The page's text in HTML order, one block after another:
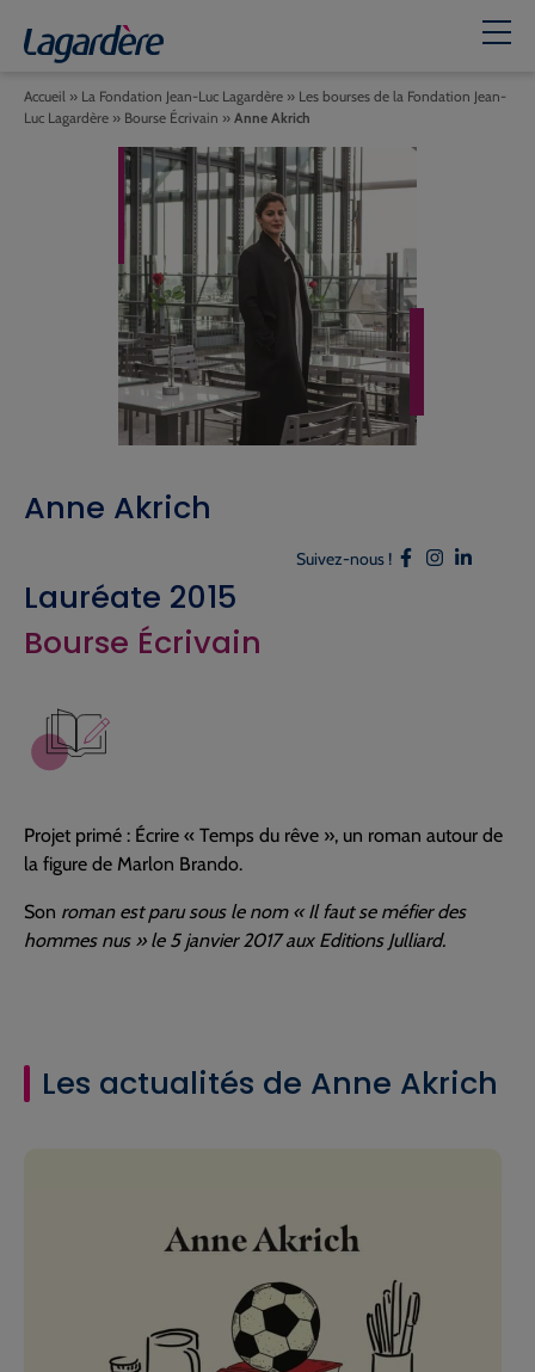
Anne Akrich
Accueil » La Fondation Jean-Luc Lagardère » Les bourses de la Fondation Jean-
Luc Lagardère » Bourse Écrivain » Anne Akrich
Suivez-nous !
Lauréate 2015
Bourse Écrivain
Projet primé : Écrire « Temps du rêve », un roman autour de
la figure de Marlon Brando.
Son roman est paru sous le nom « Il faut se méfier des
hommes nus » le 5 janvier 2017 aux Editions Julliard.
Les actualités de Anne Akrich